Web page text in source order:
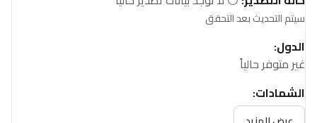
سيتم التحديث بعد التحقق
الدول:
غير متوفر حالياً
الشهادات:
غير متوفر حالياً